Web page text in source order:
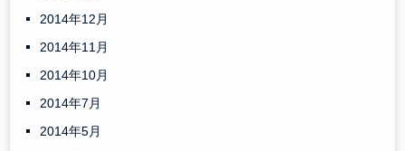
2014年12月
2014年11月
2014年10月
2014年7月
2014年5月